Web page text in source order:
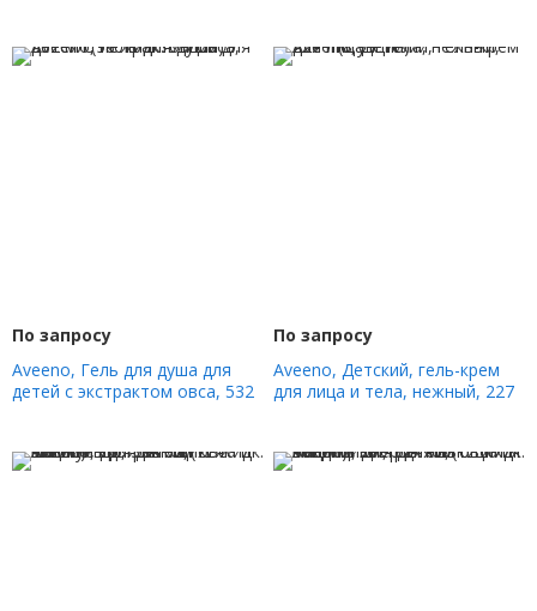
По запросу
Aveeno, Гель для душа для
детей с экстрактом овса, 532
По запросу
Aveeno, Детский, гель-крем
для лица и тела, нежный, 227